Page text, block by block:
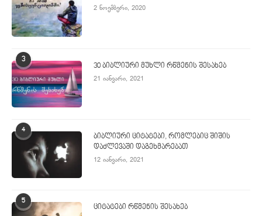
2 ნოემბერი, 2020
3
30 ბიბლიური მუხლი რწმენის შესახებ
21 იანვარი, 2021
4
ბიბლიური ციტატები, რომლებიც შიშის
დაძლევაში დაგეხმარებათ
12 იანვარი, 2021
5
ციტატები რწმენის შესახებ